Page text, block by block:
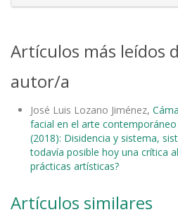
Artículos más leídos
autor/a
José Luis Lozano Jiménez,
facial en el arte contemporáneo
(2018): Disidencia y sistema,
todavía posible hoy una crítica
prácticas artísticas?
Artículos similares